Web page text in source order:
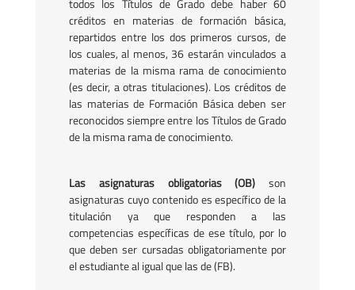
todos los Títulos de Grado debe haber 60
créditos en materias de formación básica,
repartidos entre los dos primeros cursos, de
los cuales, al menos, 36 estarán vinculados a
materias de la misma rama de conocimiento
(es decir, a otras titulaciones). Los créditos de
las materias de Formación Básica deben ser
reconocidos siempre entre los Títulos de Grado
de la misma rama de conocimiento.
Las asignaturas obligatorias (OB) son
asignaturas cuyo contenido es específico de la
titulación ya que responden a las
competencias específicas de ese título, por lo
que deben ser cursadas obligatoriamente por
el estudiante al igual que las de (FB).